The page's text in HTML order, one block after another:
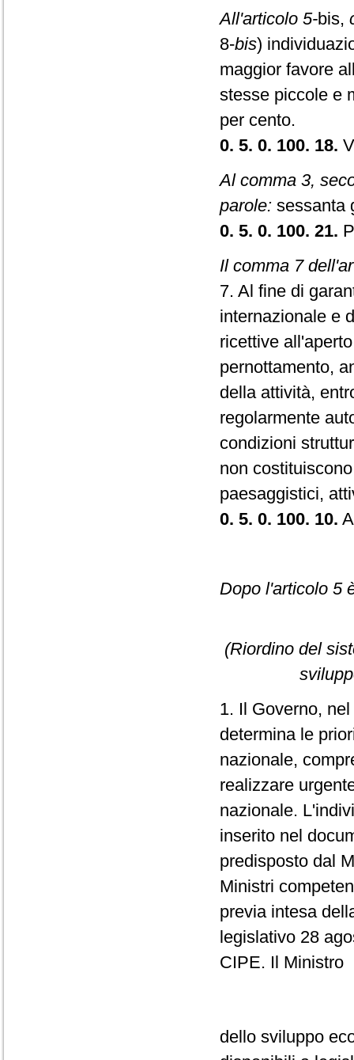
All'articolo 5-bis,
8-bis)
maggior favore
stesse piccole e
per cento.
0. 5. 0. 100. 18.
Al comma 3,
parole: sessanta
0. 5. 0. 100. 21.
Il comma 7
7. Al fine di
internazionale e
ricettive
pernottamento,
della attività,
regolarmente
condizioni
non
paesaggistici,
0. 5. 0. 100. 10.
Dopo l'articolo 5
(Riordino del
1. Il Governo,
determina le
nazionale,
realizzare
nazionale.
inserito nel
predisposto dal
Ministri
previa intesa
legislativo 28
CIPE. Il Ministro
dello sviluppo